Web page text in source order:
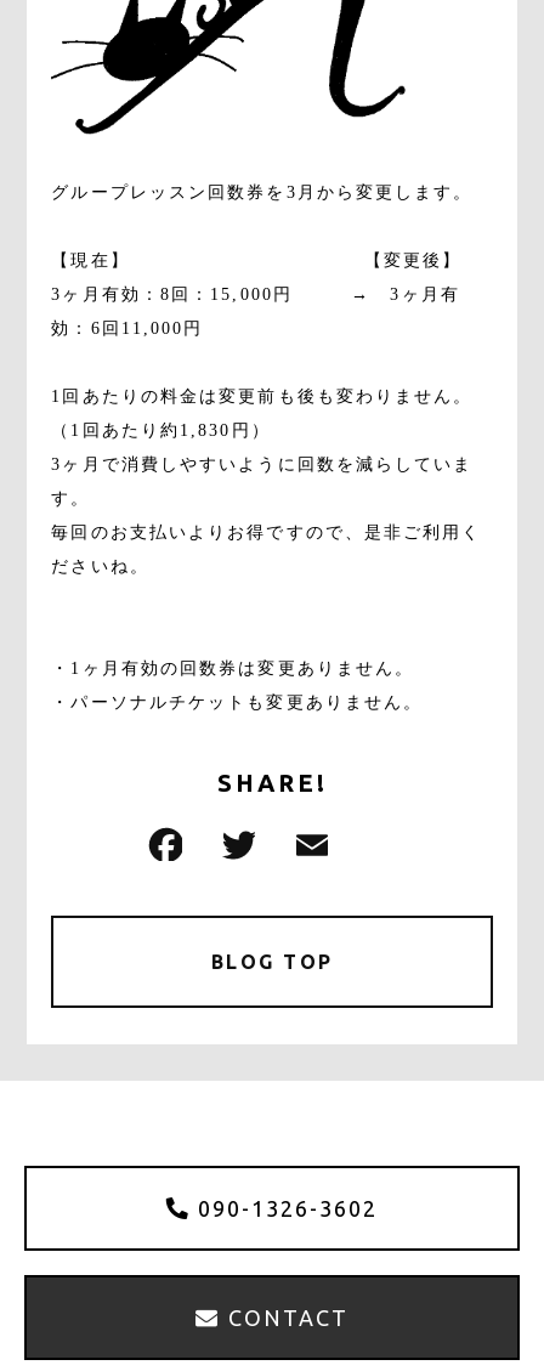
グループレッスン回数券を3月から変更します。
【現在】 【変更後】
3ヶ月有効：8回：15,000円 → 3ヶ月有
効：6回11,000円
1回あたりの料金は変更前も後も変わりません。
（1回あたり約1,830円）
3ヶ月で消費しやすいように回数を減らしていま
す。
毎回のお支払いよりお得ですので、是非ご利用く
ださいね。
・1ヶ月有効の回数券は変更ありません。
・パーソナルチケットも変更ありません。
SHARE!
c
b
o
o
it
te
r
ai
BLOG TOP
090-1326-3602
CONTACT